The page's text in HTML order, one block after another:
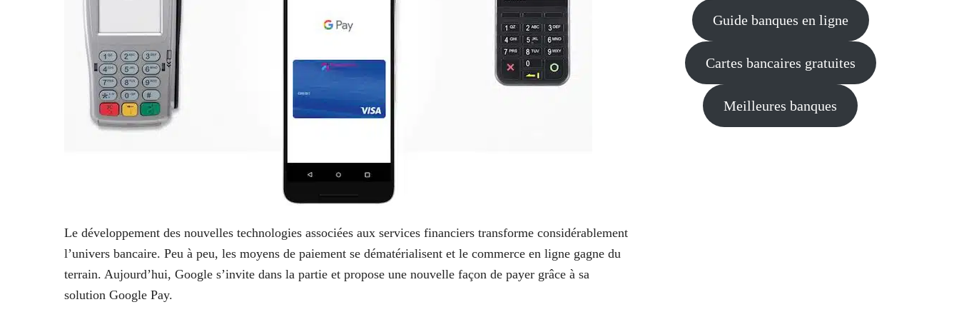
Le développement des nouvelles technologies associées aux services financiers transforme considérablement
l’univers bancaire. Peu à peu, les moyens de paiement se dématérialisent et le commerce en ligne gagne du
terrain. Aujourd’hui, Google s’invite dans la partie et propose une nouvelle façon de payer grâce à sa
solution Google Pay.
Guide banques en ligne
Cartes bancaires gratuites
Meilleures banques